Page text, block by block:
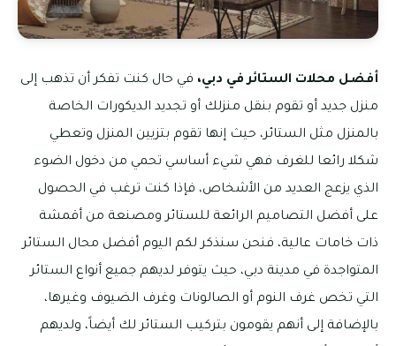
أفضل محلات الستائر في دبي، في حال كنت تفكر أن تذهب إلى
منزل جديد أو تقوم بنقل منزلك أو تجديد الديكورات الخاصة
بالمنزل مثل الستائر، حيث إنها تقوم بتزيين المنزل وتعطي
شكلا رائعا للغرف فهي شيء أساسي تحمي من دخول الضوء
الذي يزعج العديد من الأشخاص، فإذا كنت ترغب في الحصول
على أفضل التصاميم الرائعة للستائر ومصنعة من أقمشة
ذات خامات عالية، فنحن سنذكر لكم اليوم أفضل محال الستائر
المتواجدة في مدينة دبي، حيث يتوفر لديهم جميع أنواع الستائر
التي تخص غرف النوم أو الصالونات وغرف الضيوف وغيرها،
بالإضافة إلى أنهم يقومون بتركيب الستائر لك أيضاً، ولديهم